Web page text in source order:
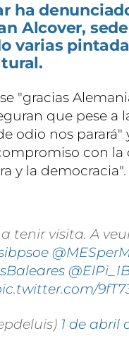
ha
Alcover,
varias
"gracias
que pese a
odio nos parará"
con la
y la democracia".
tenir visita. A
1 de abril